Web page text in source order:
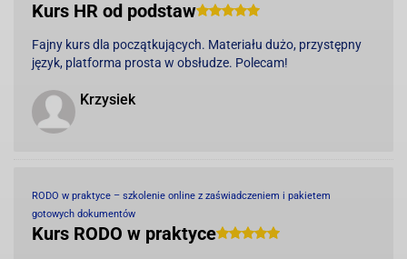
Kurs HR od podstaw
Fajny kurs dla początkujących. Materiału dużo, przystępny
język, platforma prosta w obsłudze. Polecam!
Krzysiek
RODO w praktyce – szkolenie online z zaświadczeniem i pakietem
gotowych dokumentów
Kurs RODO w praktyce